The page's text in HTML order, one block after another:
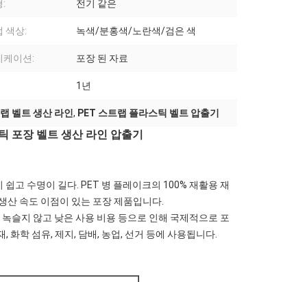
: 전기 같은
색상: 녹색/분홍색/노란색/검은 색
케이션: 포장 된 자료
1년
벨트 생산 라인, PET 스트랩 플라스틱 벨트 압출기
포장 벨트 생산 라인 압출기
고 수명이 길다. PET 병 플레이크의 100% 재활용 재
산 속도 이점이 있는 포장 제품입니다.
슬지 않고 낮은 사용 비용 등으로 인해 국제적으로 포
화학 ​​섬유, 제지, 담배, 농업, 선거 등에 사용됩니다.